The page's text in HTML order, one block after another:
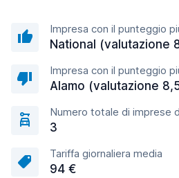
Impresa con il punteggio
National (valutazione
Impresa con il punteggio
Alamo (valutazione
Numero totale di imprese
3
Tariffa giornaliera media
94 €